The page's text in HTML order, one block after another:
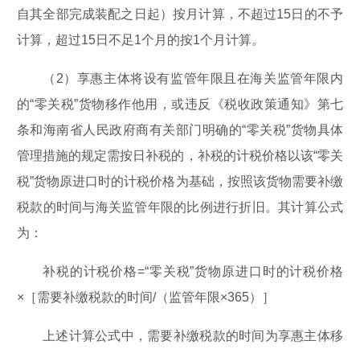
自其全部完成装配之日起）按月计算，不超过15日的不予
计算，超过15日不足1个月的按1个月计算。
（2）享惠主体将设有监管年限且在海关监管年限内
的“零关税”货物移作他用，或违反《税收政策通知》第七
条和海南省人民政府商有关部门明确的“零关税”货物具体
管理措施的规定需按日补税的，补税的计税价格以该“零关
税”货物原进口时的计税价格为基础，按照该货物需要补缴
税款的时间与海关监管年限的比例进行折旧。其计算公式
为：
补税的计税价格=“零关税”货物原进口时的计税价格
×［需要补缴税款的时间/（监管年限×365）］
上述计算公式中，需要补缴税款的时间为享惠主体移